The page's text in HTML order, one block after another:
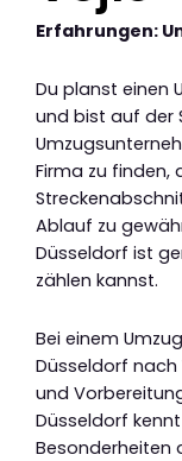
Erfahrungen:
Du planst einen
und bist auf der
Firma zu finden,
Ablauf zu
Düsseldorf ist
zählen kannst.
Bei einem
Düsseldorf nach
und
Düsseldorf
Besonderheiten